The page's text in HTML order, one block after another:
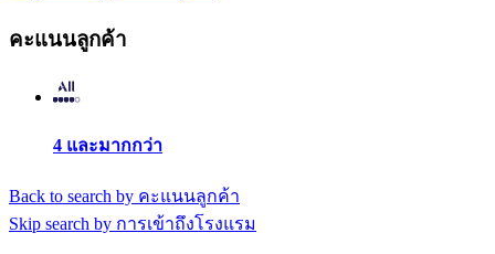
คะแนนลูกค้า
4 และมากกว่า
Back to search by คะแนนลูกค้า
Skip search by การเข้าถึงโรงแรม